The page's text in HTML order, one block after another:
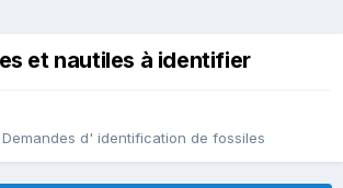
et nautiles à identifier
Demandes d' identification de fossiles